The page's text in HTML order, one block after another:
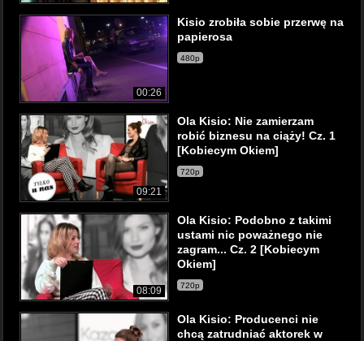
00:26
Kisio zrobiła sobie przerwę na
papierosa
480p
09:21
Ola Kisio: Nie zamierzam
robić biznesu na ciąży! Cz. 1
[Kobiecym Okiem]
720p
08:09
Ola Kisio: Podobno z takimi
ustami nic poważnego nie
zagram... Cz. 2 [Kobiecym
Okiem]
720p
Ola Kisio: Producenci nie
chcą zatrudniać aktorek w